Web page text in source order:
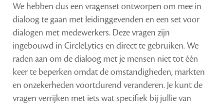
We hebben dus een vragenset ontworpen om mee in
dialoog te gaan met leidinggevenden en een set voor
dialogen met medewerkers. Deze vragen zijn
ingebouwd in CircleLytics en direct te gebruiken. We
raden aan om de dialoog met je mensen niet tot één
keer te beperken omdat de omstandigheden, markten
en onzekerheden voortdurend veranderen. Je kunt de
vragen verrijken met iets wat specifiek bij jullie van